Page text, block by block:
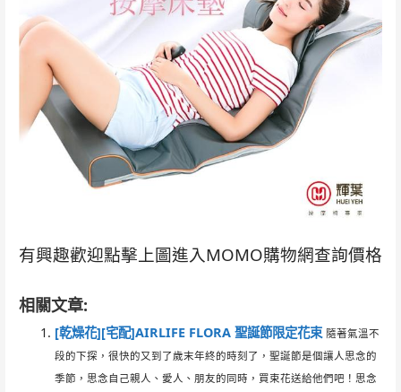
有興趣歡迎點擊上圖進入MOMO購物網查詢價格
相關文章:
[乾燥花][宅配]AIRLIFE FLORA 聖誕節限定花束 隨著氣溫不
段的下探，很快的又到了歲末年終的時刻了，聖誕節是個讓人思念的
季節，思念自己親人、愛人、朋友的同時，買束花送給他們吧！思念